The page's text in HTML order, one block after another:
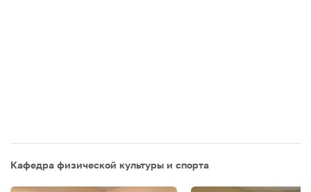
Кафедра физической культуры и спорта